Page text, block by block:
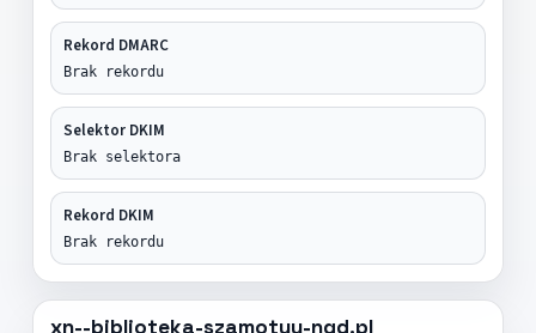
Rekord DMARC
Brak rekordu
Selektor DKIM
Brak selektora
Rekord DKIM
Brak rekordu
xn--biblioteka-szamotuy-ngd.pl